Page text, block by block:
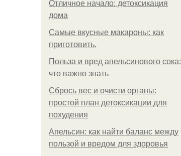
Отличное начало: детоксикация
дома
Самые вкусные макароны: как
приготовить.
Польза и вред апельсинового сока:
что важно знать
Сбрось вес и очисти органы:
простой план детоксикации для
похудения
Апельсин: как найти баланс между
пользой и вредом для здоровья